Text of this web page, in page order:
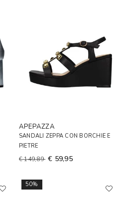
APEPAZZA
SANDALI ZEPPA CON BORCHIE E
PIETRE
€ 149,89 € 59,95
50%